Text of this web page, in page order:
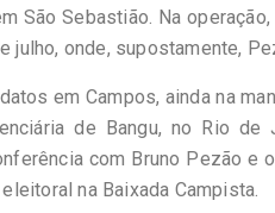
São Sebastião. Na
julho, onde, supostamente,
em Campos, ainda na
de Bangu, no Rio
com Bruno Pezão e
na Baixada Campista.